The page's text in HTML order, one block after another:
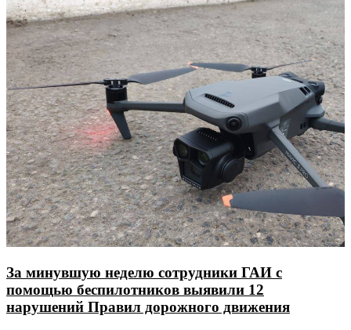
За минувшую неделю сотрудники ГАИ с
помощью беспилотников выявили 12
нарушений Правил дорожного движения